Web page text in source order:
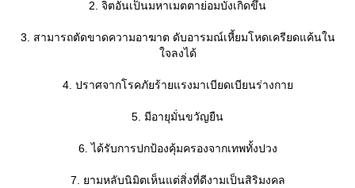
2. จิตอันเป็นมหาเมตตาย่อมบังเกิดขึ้น
3. สามารถตัดขาดความอาฆาต ดับอารมณ์เหี้ยมโหดเครียดแค้นใน
จลงได้
4. ปราศจากโรคภัยร้ายแรงมาเบียดเบียนร่างกา
5. มีอายุมั่นขวัญยืน
6. ได้รับการปกป้องคุ้มครองจากเทพทั้งปวง
7. ยามหลับนิมิตเห็นแต่สิ่งที่ดีงามเป็นสิริมงคล